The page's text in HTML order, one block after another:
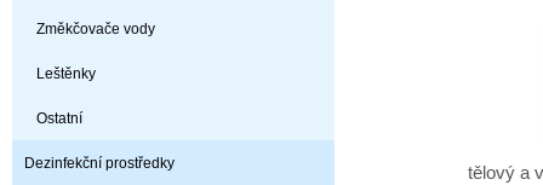
Změkčovače vody
Leštěnky
Ostatní
Dezinfekční prostředky
tělový a